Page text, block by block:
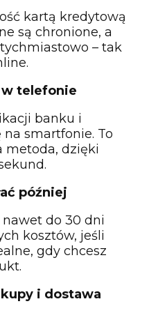
kartą kredytową
są chronione, a
– tak
w telefonie
banku i
smartfonie. To
metoda, dzięki
później
nawet do 30 dni
kosztów, jeśli
gdy chcesz
i dostawa